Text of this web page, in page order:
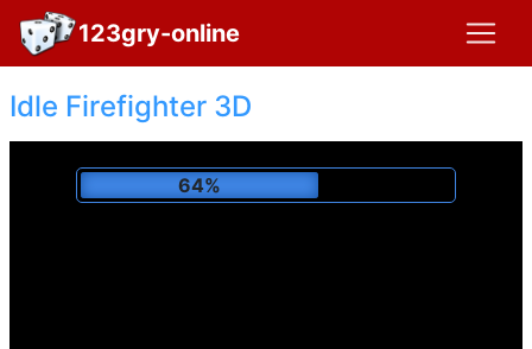
123gry-online
Idle Firefighter 3D
68%